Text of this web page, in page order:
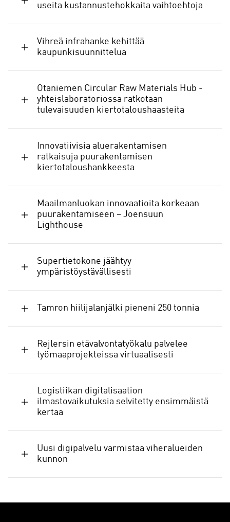
useita kustannustehokkaita vaihtoehtoja
Vihreä infrahanke kehittää
kaupunkisuunnittelua
Otaniemen Circular Raw Materials Hub -
yhteislaboratoriossa ratkotaan
tulevaisuuden kiertotaloushaasteita
Innovatiivisia aluerakentamisen
ratkaisuja puurakentamisen
kiertotaloushankkeesta
Maailmanluokan innovaatioita korkeaan
puurakentamiseen – Joensuun
Lighthouse
Supertietokone jäähtyy
ympäristöystävällisesti
Tamron hiilijalanjälki pieneni 250 tonnia
Rejlersin etävalvontatyökalu palvelee
työmaaprojekteissa virtuaalisesti
Logistiikan digitalisaation
ilmastovaikutuksia selvitetty ensimmäistä
kertaa
Uusi digipalvelu varmistaa viheralueiden
kunnon